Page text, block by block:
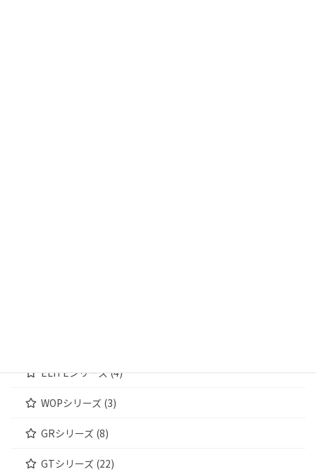
ELITEシリーズ (4)
WOPシリーズ (3)
GRシリーズ (8)
GTシリーズ (22)